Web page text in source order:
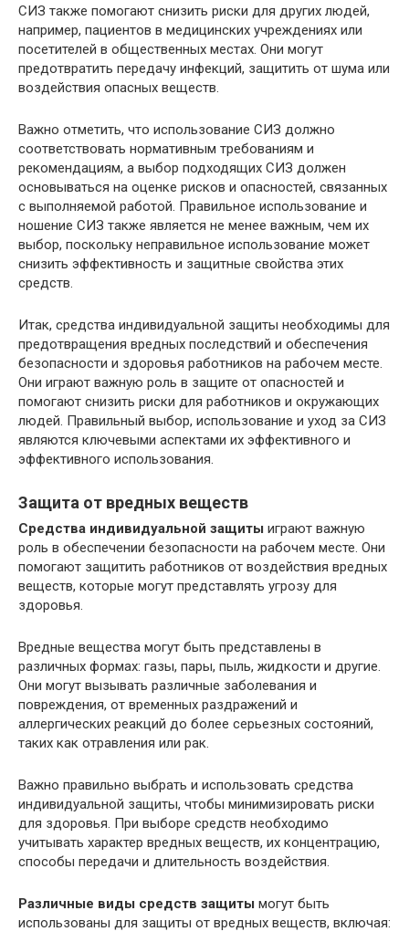
СИЗ также помогают снизить риски для других людей,
например, пациентов в медицинских учреждениях или
посетителей в общественных местах. Они могут
предотвратить передачу инфекций, защитить от шума или
воздействия опасных веществ.
Важно отметить, что использование СИЗ должно
соответствовать нормативным требованиям и
рекомендациям, а выбор подходящих СИЗ должен
основываться на оценке рисков и опасностей, связанных
с выполняемой работой. Правильное использование и
ношение СИЗ также является не менее важным, чем их
выбор, поскольку неправильное использование может
снизить эффективность и защитные свойства этих
средств.
Итак, средства индивидуальной защиты необходимы для
предотвращения вредных последствий и обеспечения
безопасности и здоровья работников на рабочем месте.
Они играют важную роль в защите от опасностей и
помогают снизить риски для работников и окружающих
людей. Правильный выбор, использование и уход за СИЗ
являются ключевыми аспектами их эффективного и
эффективного использования.
Защита от вредных веществ
Средства индивидуальной защиты играют важную
роль в обеспечении безопасности на рабочем месте. Они
помогают защитить работников от воздействия вредных
веществ, которые могут представлять угрозу для
здоровья.
Вредные вещества могут быть представлены в
различных формах: газы, пары, пыль, жидкости и другие.
Они могут вызывать различные заболевания и
повреждения, от временных раздражений и
аллергических реакций до более серьезных состояний,
таких как отравления или рак.
Важно правильно выбрать и использовать средства
индивидуальной защиты, чтобы минимизировать риски
для здоровья. При выборе средств необходимо
учитывать характер вредных веществ, их концентрацию,
способы передачи и длительность воздействия.
Различные виды средств защиты могут быть
использованы для защиты от вредных веществ, включая: